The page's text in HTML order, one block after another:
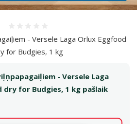
- Versele Laga Orlux Eggfood
for Budgies, 1 kg
- Versele Laga
dry for Budgies, 1 kg pašlaik